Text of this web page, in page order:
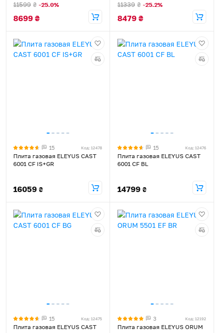
11599 ₴ -25.0%
8699 ₴
11339 ₴ -25.2%
8479 ₴
15 Код: 12478
Плита газовая ELEYUS CAST
6001 CF IS+GR
16059 ₴
15 Код: 12476
Плита газовая ELEYUS CAST
6001 CF BL
14799 ₴
15 Код: 12475
Плита газовая ELEYUS CAST
3 Код: 12192
Плита газовая ELEYUS ORUM